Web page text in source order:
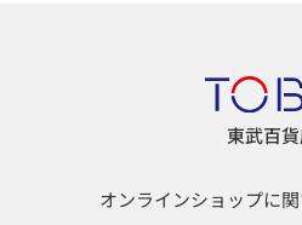
東武百
オンラインショップに